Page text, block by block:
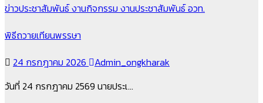
ข่าวประชาสัมพันธ์งานกิจกรรม งานประชาสัมพันธ์อวท.
พิธีถวายเทียนพรรษา
24 กรกฎาคม 2026
Admin_ongkharak
วันที่ 24 กรกฎาคม 2569 นายประเ…